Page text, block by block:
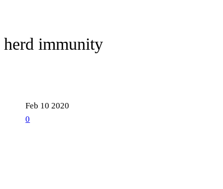
herd immunity
Feb 10 2020
0